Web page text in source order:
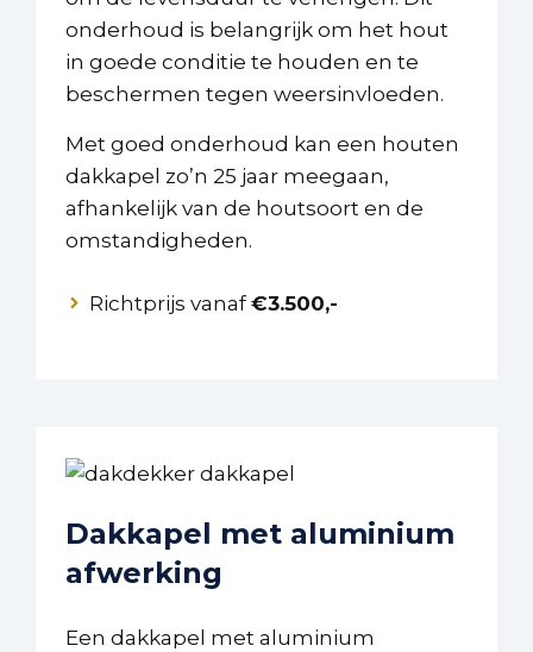
onderhoud is belangrijk om het hout
in goede conditie te houden en te
beschermen tegen weersinvloeden.
Met goed onderhoud kan een houten
dakkapel zo’n 25 jaar meegaan,
afhankelijk van de houtsoort en de
omstandigheden.
Richtprijs vanaf€3.500,-
Dakkapel met aluminium
afwerking
Een dakkapel met aluminium